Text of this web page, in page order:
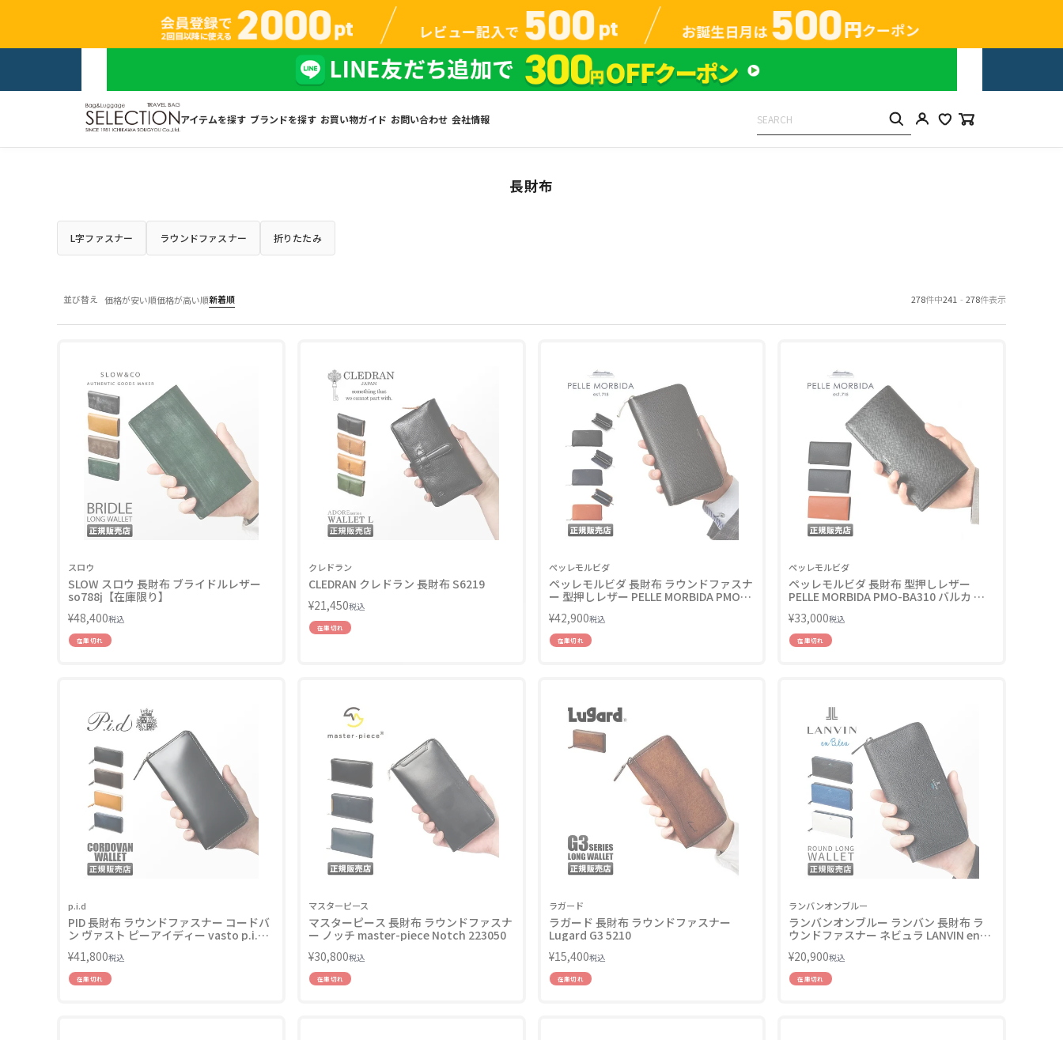
アイテムを探す ブランドを探す お買い物ガイド お問い合わせ 会社情報
長財布
L字ファスナー ラウンドファスナー 折りたたみ
並び替え 価格が安い順価格が高い順新着順 278件中241 - 278件表示
スロウ
SLOW スロウ 長財布 ブライドルレザー
so788j【在庫限り】
¥48,400税込
在庫切れ
クレドラン
CLEDRAN クレドラン 長財布 S6219
¥21,450税込
在庫切れ
ペッレモルビダ
ペッレモルビダ 長財布 ラウンドファスナ
ー 型押しレザー PELLE MORBIDA PMO-
¥42,900税込
在庫切れ
ペッレモルビダ
ペッレモルビダ 長財布 型押しレザー
PELLE MORBIDA PMO-BA310 バルカ オ
¥33,000税込
在庫切れ
p.i.d
PID 長財布 ラウンドファスナー コードバ
ン ヴァスト ピーアイディー vasto p.i.d
¥41,800税込
在庫切れ
マスターピース
マスターピース 長財布 ラウンドファスナ
ー ノッチ master-piece Notch 223050
¥30,800税込
在庫切れ
ラガード
ラガード 長財布 ラウンドファスナー
Lugard G3 5210
¥15,400税込
在庫切れ
ランバンオンブルー
ランバンオンブルー ランバン 長財布 ラ
ウンドファスナー ネビュラ LANVIN en
¥20,900税込
在庫切れ